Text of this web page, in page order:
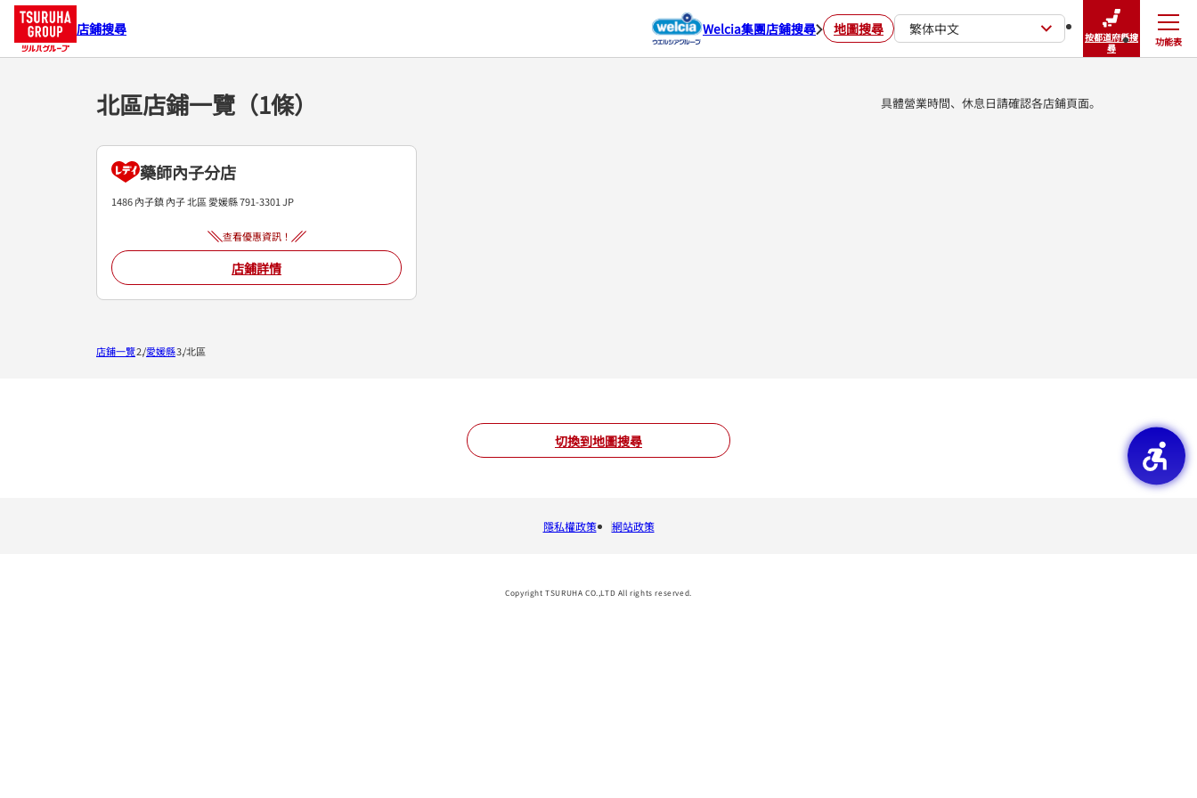
店鋪搜尋 Welcia集團店鋪搜尋 地圖搜尋 繁体中文
按都道府縣搜
尋
功能表
關閉
北區店鋪一覽（1條） 具體營業時間、休息日請確認各店鋪頁面。
藥師內子分店
1486 內子鎮 內子北區愛媛縣791-3301 JP
查看優惠資訊！
店鋪詳情
切換到地圖搜尋
店鋪一覽 愛媛縣 北區
隱私權政策 網站政策
Copyright TSURUHA CO.,LTD All rights reserved.